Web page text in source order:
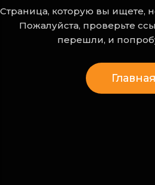
Страница, которую вы ищете,
Пожалуйста, проверьте
перешли, и
Главная